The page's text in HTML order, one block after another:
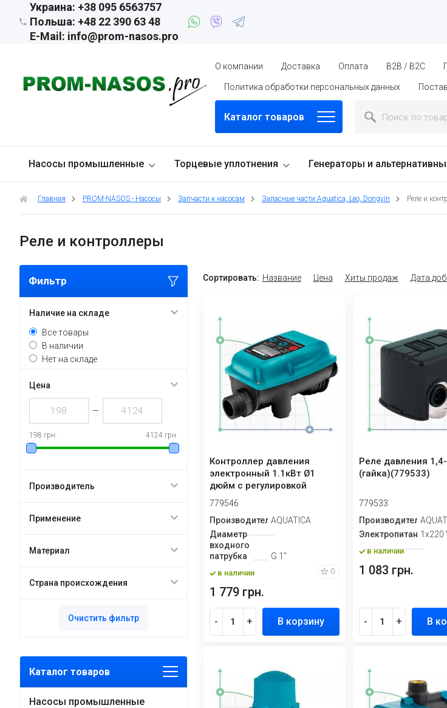
Украина: +38 095 6563757
Польша: +48 22 390 63 48
E-Mail: info@prom-nasos.pro
О компании Доставка Оплата B2B / B2C
Политика обработки персональных данных
Каталог товаров
Насосы промышленные Торцевые уплотнения Генераторы и
Главная PROM-NASOS - Насосы Запчасти к насосам Запасные части Aquatica, Leo, Dongyin Реле и
Реле и контроллеры
Фильтр
Наличие на складе
Все товары
В наличии
Нет на складе
Цена
—
198 грн. 4124 грн.
Производитель
Применение
Материал
Страна происхождения
Очистить фильтр
Каталог товаров
Насосы промышленные
Сортировать: Название Цена Хиты продаж Дата
Контроллер давления
электронный 1.1кВт Ø1
дюйм с регулировкой
давления включе...
779546
ПроизводительAQUATICA
Диаметр
входного
патрубка
G 1"
в наличии 0
1 779 грн.
- + В корзину
Реле давления
(гайка)(779533)
779533
Производитель
Электропитание1х220
в наличии
1 083 грн.
- + В